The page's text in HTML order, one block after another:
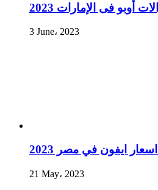
أوبو فى الإمارات 2023
3 June، 2023
ايفون في مصر 2023
21 May، 2023